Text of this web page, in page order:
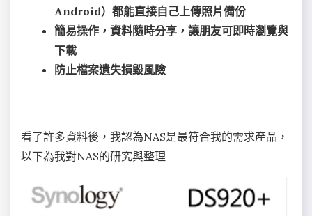
Android）都能直接自己上傳照片備份
簡易操作，資料隨時分享，讓朋友可即時瀏覽與
下載
防止檔案遺失損毀風險
看了許多資料後，我認為NAS是最符合我的需求產品，
以下為我對NAS的研究與整理